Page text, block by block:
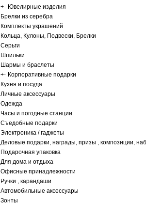
+- Ювелирные изделия
Брелки из серебра
Комплекты украшений
Кольца, Кулоны, Подвески, Брелки
Серьги
Шпильки
Шармы и браслеты
+- Корпоративные подарки
Кухня и посуда
Личные аксессуары
Одежда
Часы и погодные станции
Съедобные подарки
Электроника / гаджеты
Деловые подарки, награды, призы , композиции,
Подарочная упаковка
Для дома и отдыха
Офисные принадлежности
Ручки , карандаши
Автомобильные аксессуары
Зонты